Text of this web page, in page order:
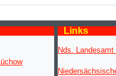
Links
Nds.